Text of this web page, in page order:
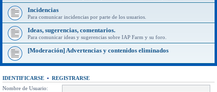
Incidencias
Para comunicar incidencias por parte de los usuarios.
Ideas, sugerencias, comentarios.
Para comunicar ideas y sugerencias sobre IAP Farm y su foro.
[Moderación] Advertencias y contenidos eliminados
IDENTIFICARSE • REGISTRARSE
Nombre de Usuario: